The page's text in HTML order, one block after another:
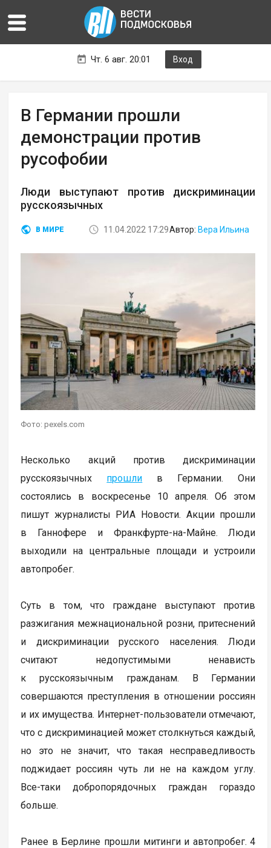
Чт. 6 авг. 20:01 Вход
В Германии прошли
демонстрации против
русофобии
Люди выступают против дискриминации
русскоязычных
В МИРЕ 11.04.2022 17:29Автор: Вера Ильина
Фото: pexels.com
Несколько акций против дискриминации
русскоязычных прошли в Германии. Они
состоялись в воскресенье 10 апреля. Об этом
пишут журналисты РИА Новости. Акции прошли
в Ганнофере и Франкфурте-на-Майне. Люди
выходили на центральные площади и устроили
автопробег.
Суть в том, что граждане выступают против
разжигания межнациональной розни, притеснений
и дискриминации русского населения. Люди
считают недопустимыми ненависть
к русскоязычным гражданам. В Германии
совершаются преступления в отношении россиян
и их имущества. Интернет-пользователи отмечают,
что с дискриминацией может столкнуться каждый,
но это не значит, что такая несправедливость
поджидает россиян чуть ли не на каждом углу.
Все-таки добропорядочных граждан гораздо
больше.
Ранее в Берлине прошли митинги и автопробег. 4